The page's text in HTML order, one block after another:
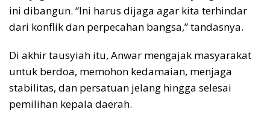
ini dibangun. “Ini harus dijaga agar kita terhindar
dari konflik dan perpecahan bangsa,” tandasnya.
Di akhir tausyiah itu, Anwar mengajak masyarakat
untuk berdoa, memohon kedamaian, menjaga
stabilitas, dan persatuan jelang hingga selesai
pemilihan kepala daerah.